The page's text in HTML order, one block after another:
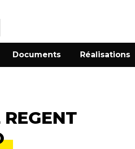
Documents Réalisations